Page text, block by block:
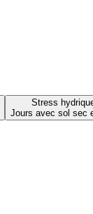
Stress
Jours avec sol sec